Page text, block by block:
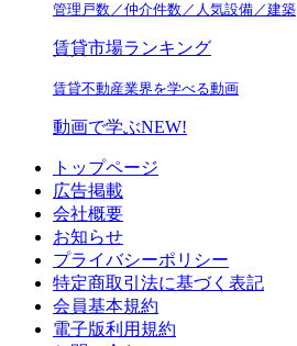
管理戸数／仲介件数／人気設備／建築
賃貸市場ランキング
賃貸不動産業界を学べる動画
動画で学ぶNEW!
トップページ
広告掲載
会社概要
お知らせ
プライバシーポリシー
特定商取引法に基づく表記
会員基本規約
電子版利用規約